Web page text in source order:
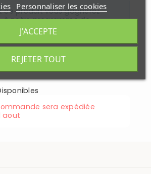
ce produit vous gagnerez
notre programme de
panier totalisera
sera expédiée
aout
Personnaliser les cookies
REJETER TOUT
J'ACCEPTE